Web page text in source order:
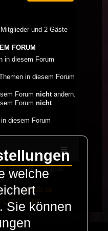
und 2 Gäste
FORUM
in diesem Forum
in diesem Forum
Forum nichtändern.
Forum nicht
diesem Forum
Software © phpBB
durchphpBB.de
TERMS_LINK
welche
Sie können